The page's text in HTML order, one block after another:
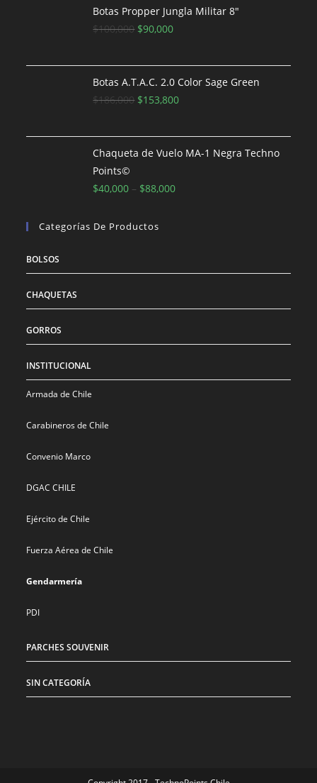
era:
$161,500.
es:
Botas Propper Jungla Militar 8"
$100,000 El
original
era:
$100,000.
$90,000El
actual
es:
$90,000.
Botas A.T.A.C. 2.0 Color Sage Green
$186,000 El
original
era:
$153,800El
actual
es:
Chaqueta de Vuelo MA-1 Negra Techno
Points©
$40,000 – $88,000
Categorías De Productos
BOLSOS
CHAQUETAS
GORROS
INSTITUCIONAL
Armada de Chile
Carabineros de Chile
Convenio Marco
DGAC CHILE
Ejército de Chile
Fuerza Aérea de Chile
Gendarmería
PDI
PARCHES SOUVENIR
SIN CATEGORÍA